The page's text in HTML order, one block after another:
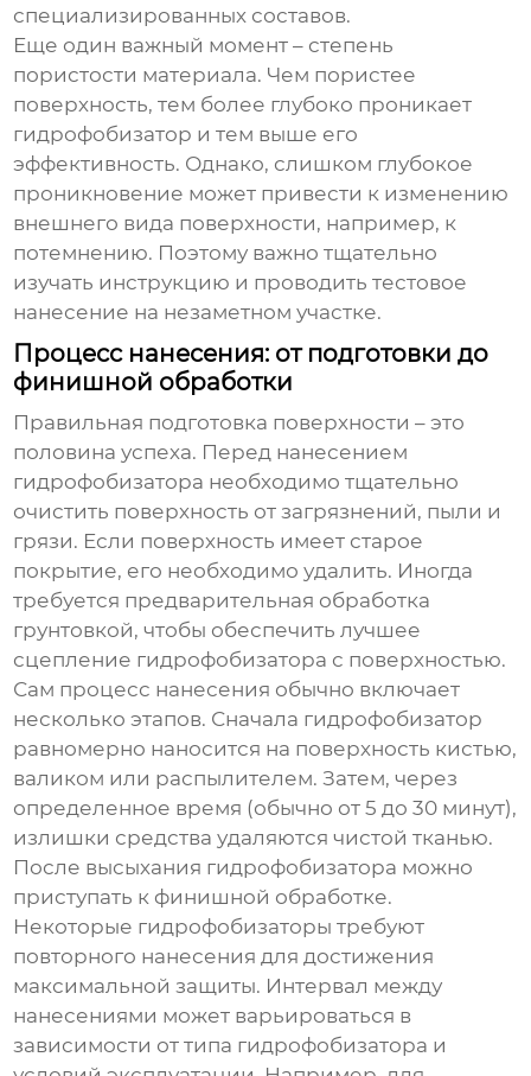
специализированных составов.
Еще один важный момент – степень
пористости материала. Чем пористее
поверхность, тем более глубоко проникает
гидрофобизатор и тем выше его
эффективность. Однако, слишком глубокое
проникновение может привести к изменению
внешнего вида поверхности, например, к
потемнению. Поэтому важно тщательно
изучать инструкцию и проводить тестовое
нанесение на незаметном участке.
Процесс нанесения: от подготовки до
финишной обработки
Правильная подготовка поверхности – это
половина успеха. Перед нанесением
гидрофобизатора необходимо тщательно
очистить поверхность от загрязнений, пыли и
грязи. Если поверхность имеет старое
покрытие, его необходимо удалить. Иногда
требуется предварительная обработка
грунтовкой, чтобы обеспечить лучшее
сцепление гидрофобизатора с поверхностью.
Сам процесс нанесения обычно включает
несколько этапов. Сначала гидрофобизатор
равномерно наносится на поверхность кистью,
валиком или распылителем. Затем, через
определенное время (обычно от 5 до 30 минут),
излишки средства удаляются чистой тканью.
После высыхания гидрофобизатора можно
приступать к финишной обработке.
Некоторые гидрофобизаторы требуют
повторного нанесения для достижения
максимальной защиты. Интервал между
нанесениями может варьироваться в
зависимости от типа гидрофобизатора и